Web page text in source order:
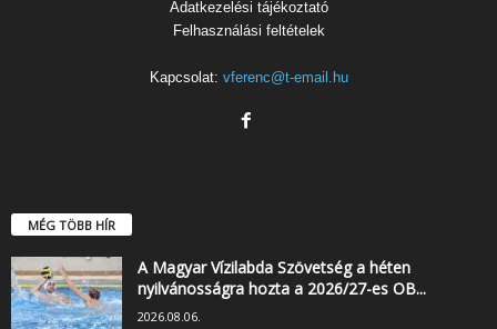
Adatkezelési tájékoztató
Felhasználási feltételek
Kapcsolat: vferenc@t-email.hu
MÉG TÖBB HÍR
A Magyar Vízilabda Szövetség a héten
nyilvánosságra hozta a 2026/27-es OB...
2026.08.06.